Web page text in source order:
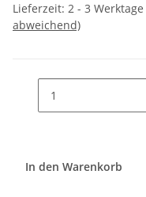
Lieferzeit: 2 - 3 Werktage
abweichend)
In den Warenkorb